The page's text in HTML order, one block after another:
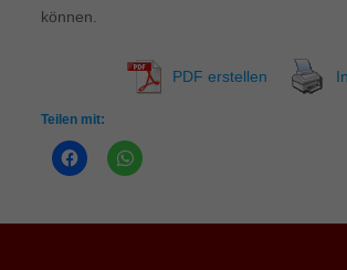
können.
PDF erstellen
Teilen mit: